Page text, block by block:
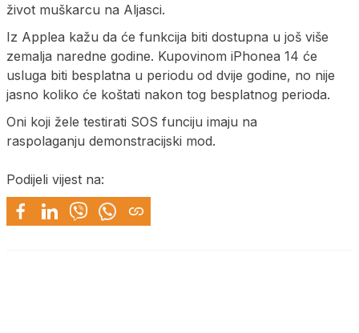
život muškarcu na Aljasci.
Iz Applea kažu da će funkcija biti dostupna u još više
zemalja naredne godine. Kupovinom iPhonea 14 će
usluga biti besplatna u periodu od dvije godine, no nije
jasno koliko će koštati nakon tog besplatnog perioda.
Oni koji žele testirati SOS funciju imaju na
raspolaganju demonstracijski mod.
Podijeli vijest na: